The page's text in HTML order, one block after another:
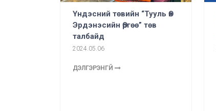
Үндэсний төвийн “Тууль Өв
Эрдэнэсийн Өргөө” төв
талбайд
2024.05.06
ДЭЛГЭРЭНГҮЙ